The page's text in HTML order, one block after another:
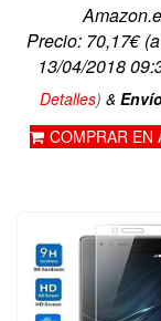
Precio: 70,17€(a
13/04/2018
Detalles) &
COMPRAR EN